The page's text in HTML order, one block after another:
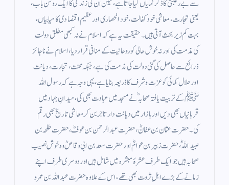
سے بے رغبتی کا ذکر نمایاں کیا جاتا ہے، لیکن ان کی زندگی کا ایک روشن باب،
یعنی تجارت، معاشی خود کفالت، خود انحصاری اور عظیم اقتصادی کامیابیاں،
بہت کم زیر بحث آتی ہیں۔ حقیقت یہ ہے کہ اسلام نے نہ کبھی مطلق دولت
کی مذمت کی اور نہ خوش حالی کو روحانیت کے منافی قرار دیا، اسلام نے ناجائز
ذرائع سے حاصل کی گئی دولت کی مذمت کی ہے، جبکہ محنت، تجارت، دیانت
اور حلال کمائی کو عزت وشرف کا ذریعہ بنایا ہے، یہی وجہ ہے کہ رسول اللہ
ﷺ کے تربیت یافتہ صحابہؓ نے مسجد میں عبادت بھی کی، میدانِ جہاد میں
قربانیاں بھی دیں اور بازار میں دیانت دار تاجر بن کر معاشی تاریخ بھی رقم
کی۔ حضرت عثمان بن عفانؓ، حضرت عبدالرحمن بن عوفؓ، حضرت طلحہ بن
عبیداللہؓ، حضرت زبیر بن عوامؓ اور حضرت سعد بن ابی وقاصؓ وہ خوش نصیب
صحابہ ہیں جو ایک طرف عشرۂ مبشرہ میں شامل ہیں اور دوسری طرف اپنے
زمانے کے بڑے اہلِ ثروت بھی تھے، اس کے علاوہ حضرت عبداللہ بن عمرو